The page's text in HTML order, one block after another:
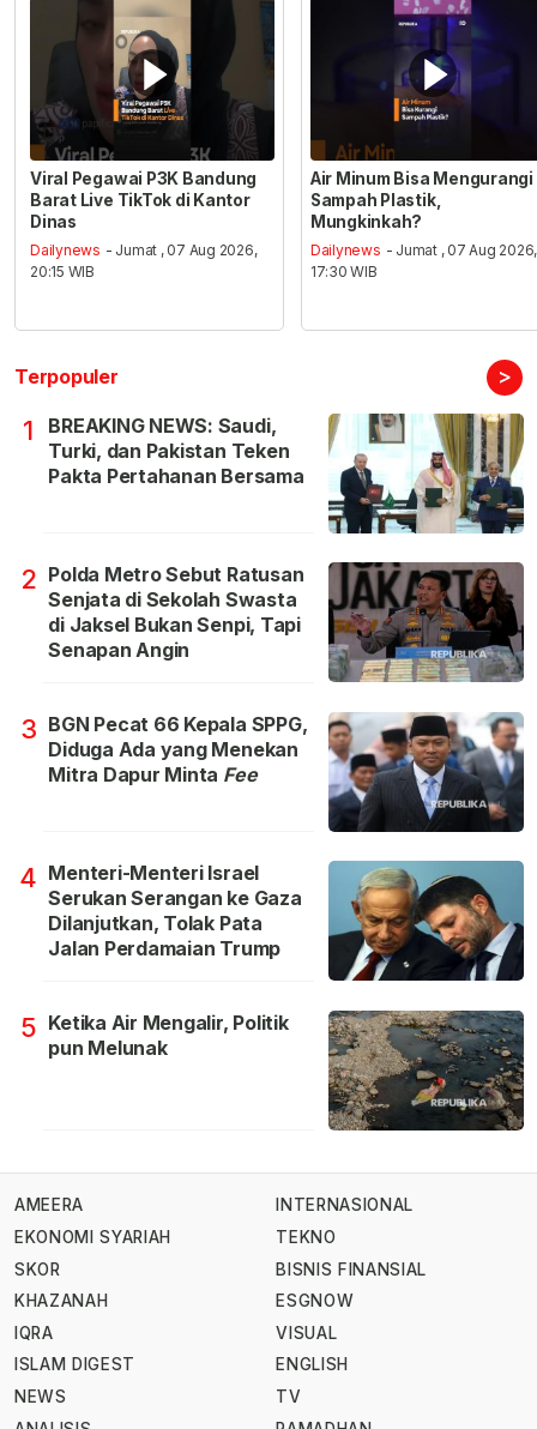
Viral Pegawai P3K Bandung
Barat Live TikTok di Kantor
Dinas
Dailynews - Jumat , 07 Aug 2026,
20:15 WIB
Air Minum Bisa Mengurangi
Sampah Plastik,
Mungkinkah?
Dailynews - Jumat , 07 Aug 2026,
17:30 WIB
Terpopuler >
1
BREAKING NEWS: Saudi,
Turki, dan Pakistan Teken
Pakta Pertahanan Bersama
2 Polda Metro Sebut Ratusan
Senjata di Sekolah Swasta
di Jaksel Bukan Senpi, Tapi
Senapan Angin
3 BGN Pecat 66 Kepala SPPG,
Diduga Ada yang Menekan
Mitra Dapur Minta Fee
4 Menteri-Menteri Israel
Serukan Serangan ke Gaza
Dilanjutkan, Tolak Pata
Jalan Perdamaian Trump
5 Ketika Air Mengalir, Politik
pun Melunak
AMEERA
EKONOMI SYARIAH
SKOR
KHAZANAH
IQRA
ISLAM DIGEST
NEWS
INTERNASIONAL
TEKNO
BISNIS FINANSIAL
ESGNOW
VISUAL
ENGLISH
TV